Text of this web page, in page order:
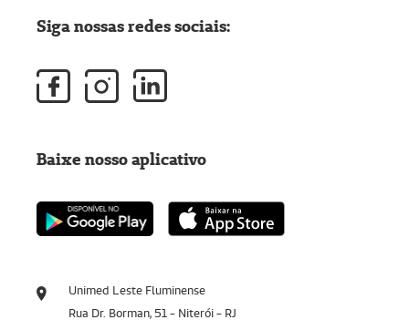
Unimed Leste Fluminense
Rua Dr. Borman, 51 - Niterói - RJ
Siga nossas redes sociais:
Baixe nosso aplicativo